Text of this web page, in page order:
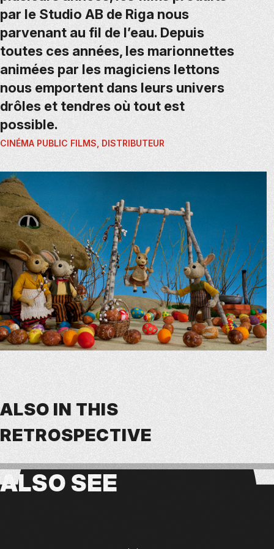
par le Studio AB de Riga nous
parvenant au fil de l’eau. Depuis
toutes ces années, les marionnettes
animées par les magiciens lettons
nous emportent dans leurs univers
drôles et tendres où tout est
possible.
CINÉMA PUBLIC FILMS, DISTRIBUTEUR
ALSO IN THIS
RETROSPECTIVE
ALSO SEE